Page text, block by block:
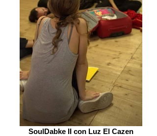
SoulDabke II con Luz El Cazen